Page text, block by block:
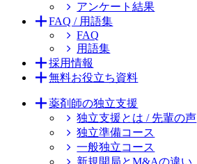
アンケート結果
FAQ / 用語集
FAQ
用語集
採用情報
無料お役立ち資料
薬剤師の独立支援
独立支援とは / 先輩の声
独立準備コース
一般独立コース